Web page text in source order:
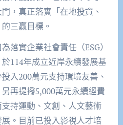
，真正落實「在地投資、
三贏目標。
落實企業社會責任（ESG）
114年成立近岸永續發展基
入200萬元支持環境友善、
再提撥5,000萬元永續經費
持運動、文創、人文藝術
。目前已投入影視人才培